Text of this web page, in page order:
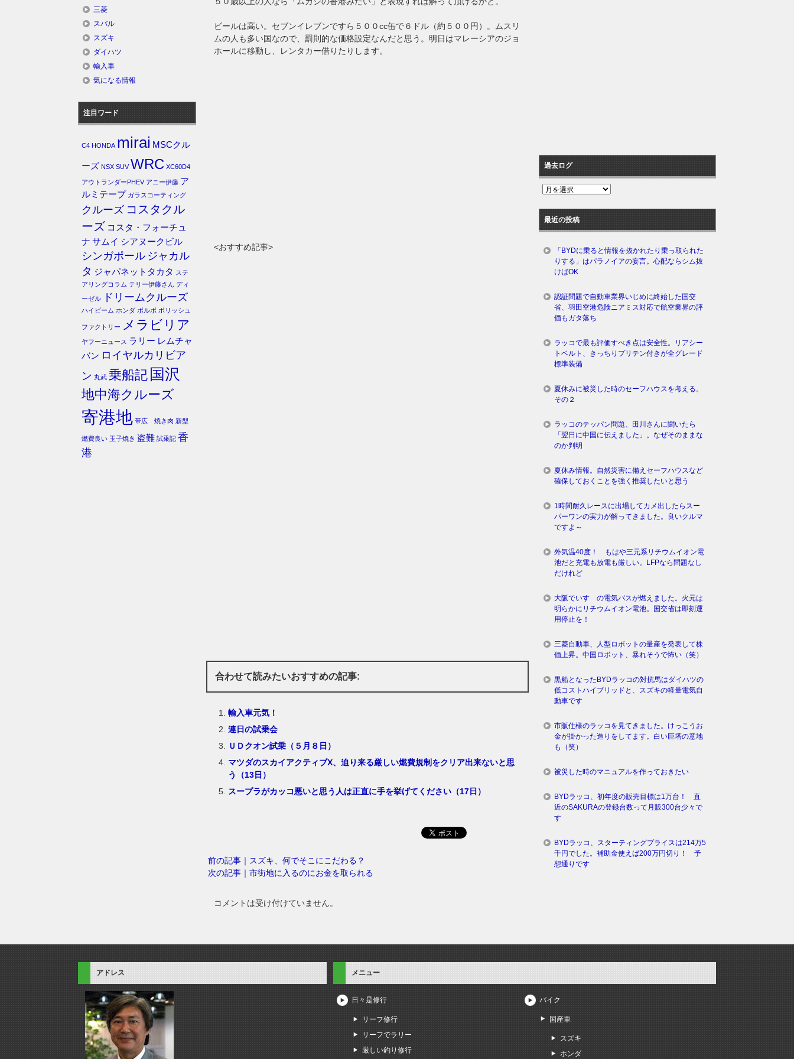
ビールは高い。セブンイレブンですら５００cc缶で６ドル（約５００円）。ムスリ
ムの人も多い国なので、罰則的な価格設定なんだと思う。明日はマレーシアのジョ
ホールに移動し、レンタカー借りたりします。
<おすすめ記事>
合わせて読みたいおすすめの記事:
輸入車元気！
連日の試乗会
ＵＤクオン試乗（５月８日）
マツダのスカイアクティブX、迫り来る厳しい燃費規制をクリア出来ないと思
う（13日）
スープラがカッコ悪いと思う人は正直に手を挙げてください（17日）
前の記事｜スズキ、何でそこにこだわる？
次の記事｜市街地に入るのにお金を取られる
コメントは受け付けていません。
三菱
スバル
スズキ
ダイハツ
輸入車
気になる情報
注目ワード
C4 HONDA mirai MSCクル
ーズ NSX SUV WRC XC60D4
アウトランダーPHEV アニー伊藤 ア
ルミテープ ガラスコーティング
クルーズ コスタクル
ーズ コスタ・フォーチュ
ナ サムイ シアヌークビル
シンガポール ジャカル
タ ジャパネットタカタ ステ
アリングコラム テリー伊藤さん ディ
ーゼル
ドリームクルーズ
ハイビーム ホンダ ボルボ ポリッシュ
ファクトリー メラビリア
ヤフーニュース ラリー レムチャ
バン ロイヤルカリビア
ン 丸武 乗船記 国沢
地中海クルーズ
寄港地 帯広 焼き肉 新型
燃費良い 玉子焼き 盗難 試乗記 香
港
過去ログ
過
ロ
グ
最近の投稿
「BYDに乗ると情報を抜かれたり乗っ取られた
りする」はパラノイアの妄言。心配ならシム抜
けばOK
認証問題で自動車業界いじめに終始した国交
省、羽田空港危険ニアミス対応で航空業界の評
価もガタ落ち
ラッコで最も評価すべき点は安全性。リアシー
トベルト、きっちりプリテン付きが全グレード
標準装備
夏休みに被災した時のセーフハウスを考える。
その２
ラッコのテッパン問題、田川さんに聞いたら
「翌日に中国に伝えました」。なぜそのままな
のか判明
夏休み情報。自然災害に備えセーフハウスなど
確保しておくことを強く推奨したいと思う
1時間耐久レースに出場してカメ出したらスー
パーワンの実力が解ってきました。良いクルマ
ですよ～
外気温40度！ もはや三元系リチウムイオン電
池だと充電も放電も厳しい。LFPなら問題なし
だけれど
大阪でいすゞの電気バスが燃えました。火元は
明らかにリチウムイオン電池。国交省は即刻運
用停止を！
三菱自動車、人型ロボットの量産を発表して株
価上昇。中国ロボット、暴れそうで怖い（笑）
黒船となったBYDラッコの対抗馬はダイハツの
低コストハイブリッドと、スズキの軽量電気自
動車です
市販仕様のラッコを見てきました。けっこうお
金が掛かった造りをしてます。白い巨塔の意地
も（笑）
被災した時のマニュアルを作っておきたい
BYDラッコ、初年度の販売目標は1万台！ 直
近のSAKURAの登録台数って月販300台少々で
す
BYDラッコ、スターティングプライスは214万5
千円でした。補助金使えば200万円切り！ 予
想通りです
アドレス メニュー
日々是修行
リーフ修行
リーフでラリー
厳しい釣り修行
バイク
国産車
スズキ
ホンダ